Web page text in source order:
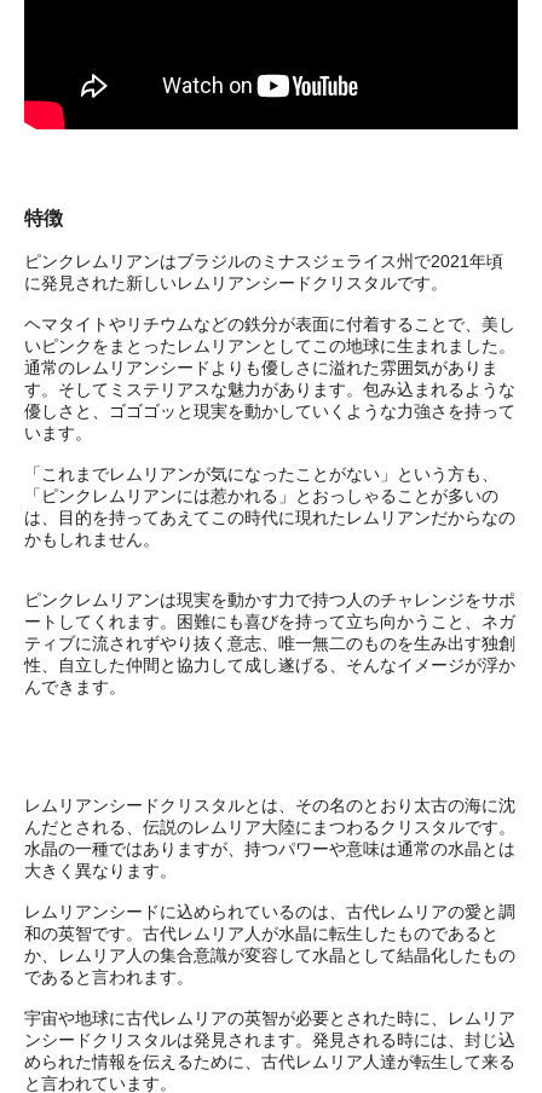
特徴
ピンクレムリアンはブラジルのミナスジェライス州で2021年頃
に発見された新しいレムリアンシードクリスタルです。
ヘマタイトやリチウムなどの鉄分が表面に付着することで、美し
いピンクをまとったレムリアンとしてこの地球に生まれました。
通常のレムリアンシードよりも優しさに溢れた雰囲気がありま
す。そしてミステリアスな魅力があります。包み込まれるような
優しさと、ゴゴゴッと現実を動かしていくような力強さを持って
います。
「これまでレムリアンが気になったことがない」という方も、
「ピンクレムリアンには惹かれる」とおっしゃることが多いの
は、目的を持ってあえてこの時代に現れたレムリアンだからなの
かもしれません。
ピンクレムリアンは現実を動かす力で持つ人のチャレンジをサポ
ートしてくれます。困難にも喜びを持って立ち向かうこと、ネガ
ティブに流されずやり抜く意志、唯一無二のものを生み出す独創
性、自立した仲間と協力して成し遂げる、そんなイメージが浮か
んできます。
レムリアンシードクリスタルとは、その名のとおり太古の海に沈
んだとされる、伝説のレムリア大陸にまつわるクリスタルです。
水晶の一種ではありますが、持つパワーや意味は通常の水晶とは
大きく異なります。
レムリアンシードに込められているのは、古代レムリアの愛と調
和の英智です。古代レムリア人が水晶に転生したものであると
か、レムリア人の集合意識が変容して水晶として結晶化したもの
であると言われます。
宇宙や地球に古代レムリアの英智が必要とされた時に、レムリア
ンシードクリスタルは発見されます。発見される時には、封じ込
められた情報を伝えるために、古代レムリア人達が転生して来る
と言われています。